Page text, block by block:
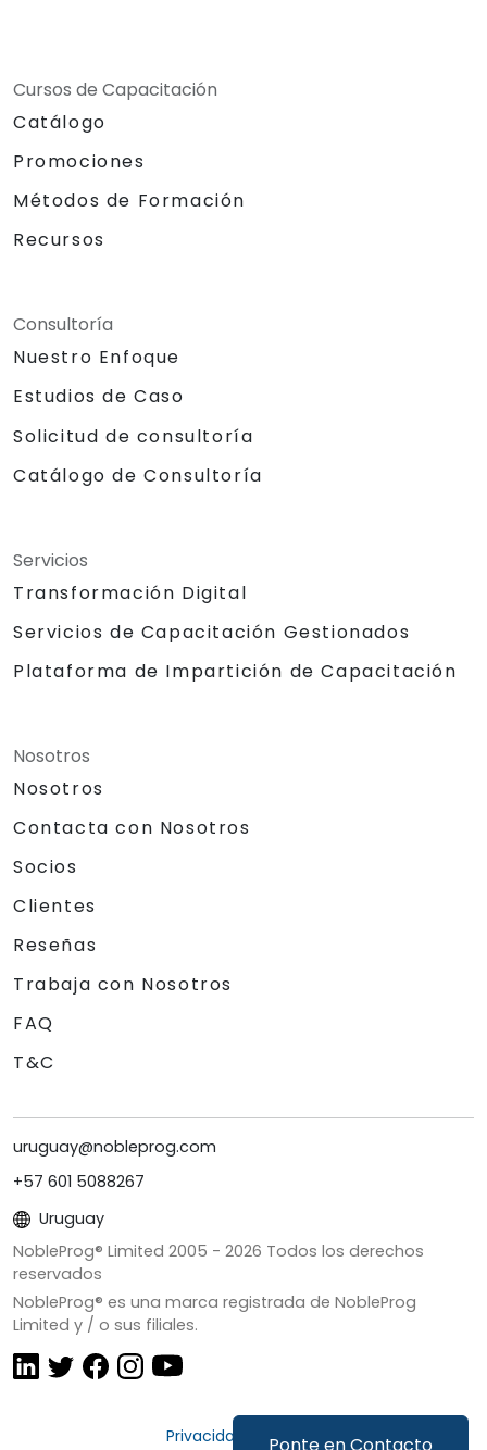
Cursos de Capacitación
Catálogo
Promociones
Métodos de Formación
Recursos
Consultoría
Nuestro Enfoque
Estudios de Caso
Solicitud de consultoría
Catálogo de Consultoría
Servicios
Transformación Digital
Servicios de Capacitación Gestionados
Plataforma de Impartición de Capacitación
Nosotros
Nosotros
Contacta con Nosotros
Socios
Clientes
Reseñas
Trabaja con Nosotros
FAQ
T&C
uruguay@nobleprog.com
+57 601 5088267
Uruguay
NobleProg® Limited 2005 - 2026 Todos los derechos
reservados
NobleProg® es una marca registrada de NobleProg
Limited y / o sus filiales.
Privacidad y Cookies